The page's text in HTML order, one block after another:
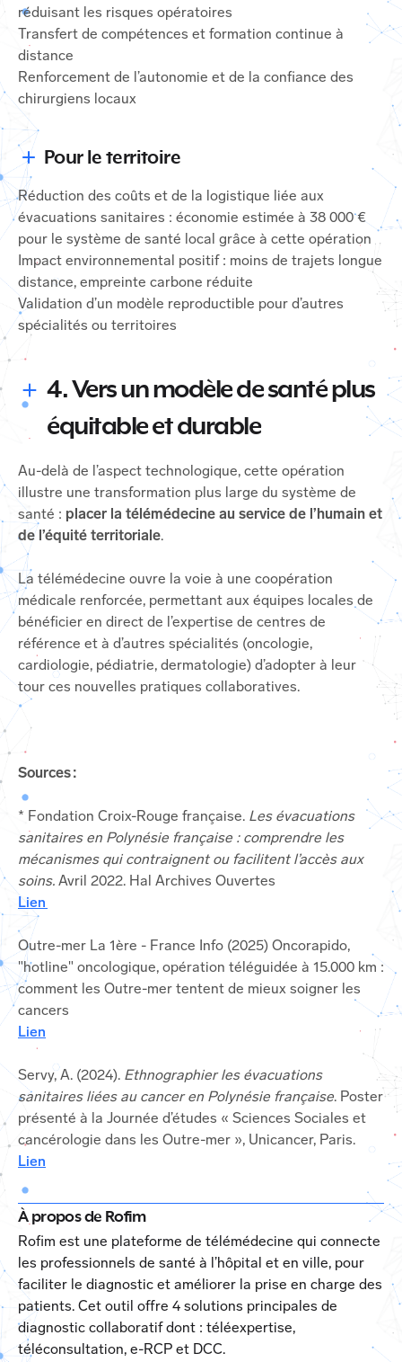
réduisant les risques opératoires
Transfert de compétences et formation continue à
distance
Renforcement de l’autonomie et de la confiance des
chirurgiens locaux
Pour le territoire
Réduction des coûts et de la logistique liée aux
évacuations sanitaires : économie estimée à 38 000 €
pour le système de santé local grâce à cette opération
Impact environnemental positif : moins de trajets longue
distance, empreinte carbone réduite
Validation d’un modèle reproductible pour d’autres
spécialités ou territoires
4. Vers un modèle de santé plus
équitable et durable
Au-delà de l’aspect technologique, cette opération
illustre une transformation plus large du système de
santé : placer la télémédecine au service de l’humain et
de l’équité territoriale.
La télémédecine ouvre la voie à une coopération
médicale renforcée, permettant aux équipes locales de
bénéficier en direct de l’expertise de centres de
référence et à d’autres spécialités (oncologie,
cardiologie, pédiatrie, dermatologie) d’adopter à leur
tour ces nouvelles pratiques collaboratives.
Sources :
* Fondation Croix-Rouge française. Les évacuations
sanitaires en Polynésie française : comprendre les
mécanismes qui contraignent ou facilitent l’accès aux
soins. Avril 2022. Hal Archives Ouvertes
Lien
Outre-mer La 1ère - France Info (2025) Oncorapido,
"hotline" oncologique, opération téléguidée à 15.000 km :
comment les Outre-mer tentent de mieux soigner les
cancers
Lien
Servy, A. (2024). Ethnographier les évacuations
sanitaires liées au cancer en Polynésie française. Poster
présenté à la Journée d’études « Sciences Sociales et
cancérologie dans les Outre-mer », Unicancer, Paris.
Lien
À propos de Rofim
Rofim est une plateforme de télémédecine qui connecte
les professionnels de santé à l’hôpital et en ville, pour
faciliter le diagnostic et améliorer la prise en charge des
patients. Cet outil offre 4 solutions principales de
diagnostic collaboratif dont : téléexpertise,
téléconsultation, e-RCP et DCC.